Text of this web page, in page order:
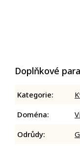
Doplňkové
Kategorie:
Doména:
Odrůdy: